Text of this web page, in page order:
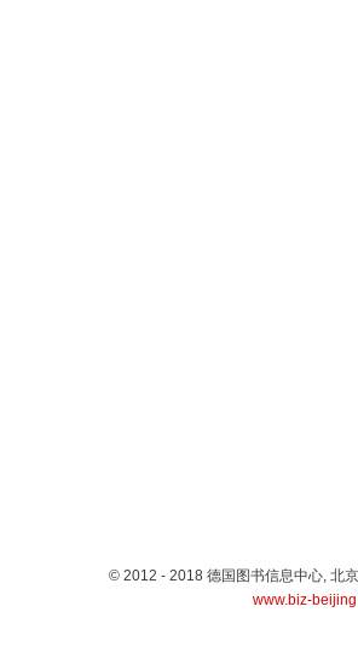
© 2012 - 2018 德国图书信息中心, 北
www.biz-